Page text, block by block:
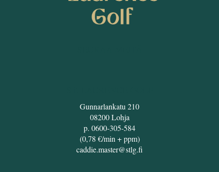
Gunnarlankatu 210
08200 Lohja
p. 0600-305-584
(0,78 €/min + ppm)
caddie.master@stlg.fi